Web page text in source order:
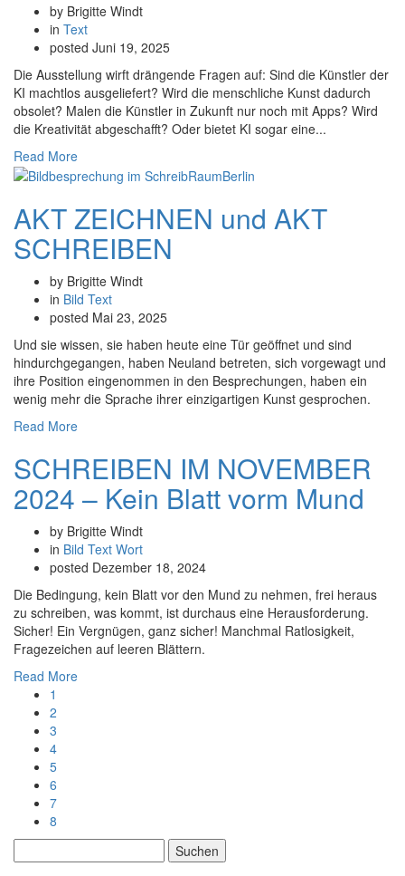
by Brigitte Windt
in Text
posted Juni 19, 2025
Die Ausstellung wirft drängende Fragen auf: Sind die Künstler der
KI machtlos ausgeliefert? Wird die menschliche Kunst dadurch
obsolet? Malen die Künstler in Zukunft nur noch mit Apps? Wird
die Kreativität abgeschafft? Oder bietet KI sogar eine...
Read More
AKT ZEICHNEN und AKT
SCHREIBEN
by Brigitte Windt
in Bild Text
posted Mai 23, 2025
Und sie wissen, sie haben heute eine Tür geöffnet und sind
hindurchgegangen, haben Neuland betreten, sich vorgewagt und
ihre Position eingenommen in den Besprechungen, haben ein
wenig mehr die Sprache ihrer einzigartigen Kunst gesprochen.
Read More
SCHREIBEN IM NOVEMBER
2024 – Kein Blatt vorm Mund
by Brigitte Windt
in Bild Text Wort
posted Dezember 18, 2024
Die Bedingung, kein Blatt vor den Mund zu nehmen, frei heraus
zu schreiben, was kommt, ist durchaus eine Herausforderung.
Sicher! Ein Vergnügen, ganz sicher! Manchmal Ratlosigkeit,
Fragezeichen auf leeren Blättern.
Read More
1
2
3
4
5
6
7
8
nach: